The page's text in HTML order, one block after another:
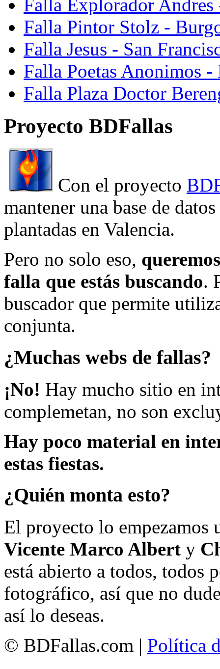
Falla Explorador Andres
Falla Pintor Stolz -
Falla Jesus - San
Falla Poetas Anonimos
Falla Plaza Doctor
Proyecto BDFallas
Con el proyecto
mantener una base de
plantadas en Valencia.
Pero no solo eso,
falla que estás buscando.
buscador que permite
conjunta.
¿Muchas webs de fallas?
¡No! Hay mucho sitio en
complemetan, no son
Hay poco material en
estas fiestas.
¿Quién monta esto?
El proyecto lo empezamos
Vicente Marco Albert y
está abierto a todos, todos
fotográfico, así que no
así lo deseas.
© BDFallas.com | Política